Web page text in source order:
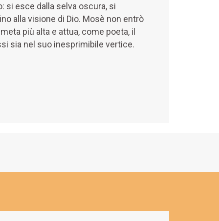
si esce dalla selva oscura, si
alla visione di Dio. Mosè non entrò
più alta e attua, come poeta, il
sia nel suo inesprimibile vertice.